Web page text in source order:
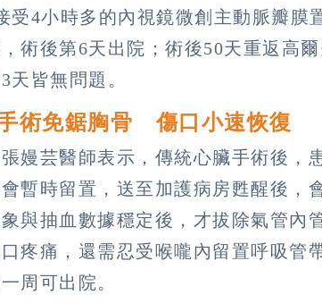
受4小時多的內視鏡微創主動脈瓣膜
術後第6天出院；術後50天重返高
天皆無問題。
術免鋸胸骨 傷口小速恢復
嫚芸醫師表示，傳統心臟手術後，
暫時留置，送至加護病房甦醒後，
與抽血數據穩定後，才拔除氣管內
疼痛，還需忍受喉嚨內留置呼吸管
周可出院。